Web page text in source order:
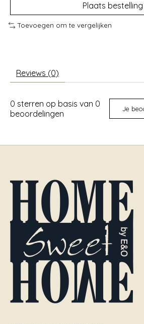
Plaats bestelling
Toevoegen om te vergelijken
Reviews (0)
0 sterren op basis van 0
beoordelingen
Je